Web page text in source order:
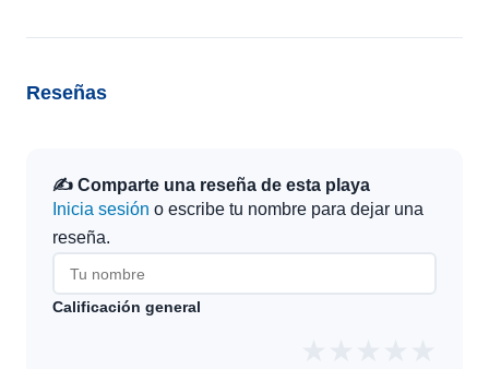
Reseñas
✍️ Comparte una reseña de esta playa
Inicia sesión o escribe tu nombre para dejar una
reseña.
Calificación general